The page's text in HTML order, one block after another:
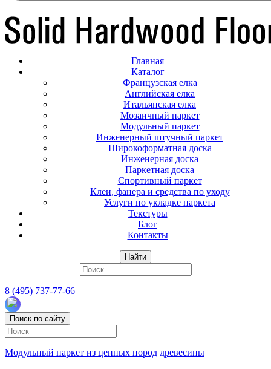
Главная
Каталог
Французская елка
Английская елка
Итальянская елка
Мозаичный паркет
Модульный паркет
Инженерный штучный паркет
Широкоформатная доска
Инженерная доска
Паркетная доска
Спортивный паркет
Клеи, фанера и средства по уходу
Услуги по укладке паркета
Текстуры
Блог
Контакты
Найти
8 (495) 737-77-66
Поиск по сайту
Модульный паркет из ценных пород древесины